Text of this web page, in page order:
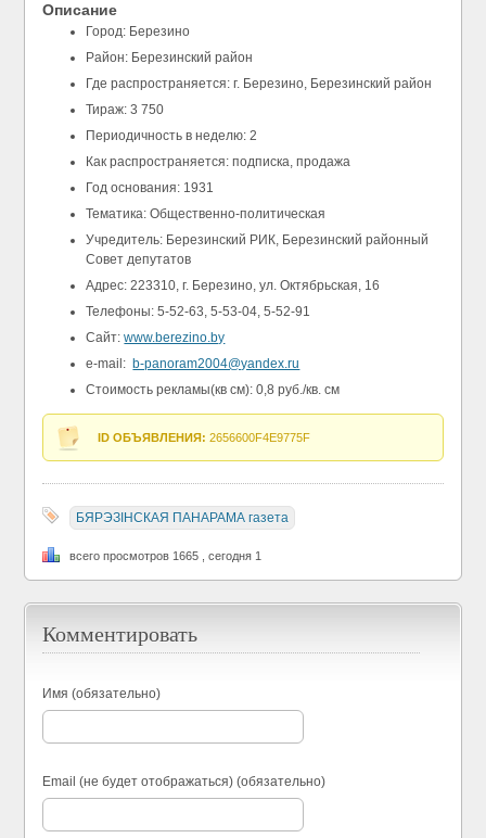
Описание
Город: Березино
Район: Березинский район
Где распространяется: г. Березино, Березинский район
Тираж: 3 750
Периодичность в неделю: 2
Как распространяется: подписка, продажа
Год основания: 1931
Тематика: Общественно-политическая
Учредитель: Березинский РИК, Березинский районный
Совет депутатов
Адрес: 223310, г. Березино, ул. Октябрьская, 16
Телефоны: 5-52-63, 5-53-04, 5-52-91
Сайт:www.berezino.by
e-mail: b-panoram2004@yandex.ru
Стоимость рекламы(кв см): 0,8 руб./кв. см
ID ОБЪЯВЛЕНИЯ: 2656600F4E9775F
БЯРЭЗIНСКАЯ ПАНАРАМА газета
всего просмотров 1665 , сегодня 1
Комментировать
Имя (обязательно)
Email (не будет отображаться) (обязательно)